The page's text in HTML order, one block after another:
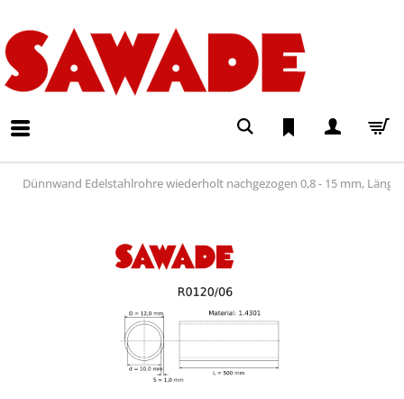
Dünnwand Edelstahlrohre wiederholt nachgezogen 0,8 - 15 mm, Länge